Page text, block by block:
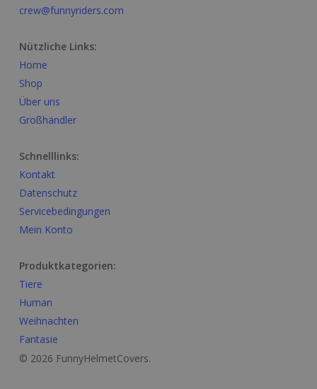
crew@funnyriders.com
Nützliche Links:
Home
Shop
Über uns
Großhändler
Schnelllinks:
Kontakt
Datenschutz
Servicebedingungen
Mein Konto
Produktkategorien:
Tiere
Human
Weihnachten
Fantasie
© 2026 FunnyHelmetCovers.